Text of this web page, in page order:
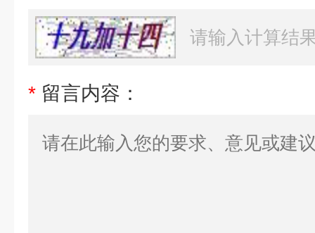
* 留言内容：